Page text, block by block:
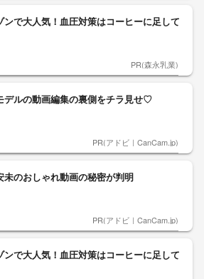
ンで大人気！血圧対策はコーヒーに足して
PR(森永乳業)
デルの動画編集の裏側をチラ見せ♡
PR(アドビ｜CanCam.jp)
未のおしゃれ動画の秘密が判明
PR(アドビ｜CanCam.jp)
ンで大人気！血圧対策はコーヒーに足して